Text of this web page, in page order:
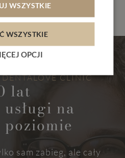
UŚMIECHÓW
lat
na
CLINIC
sam zabieg, ale cały
WSZYSTKIE
WSZYSTKIE
OPCJI